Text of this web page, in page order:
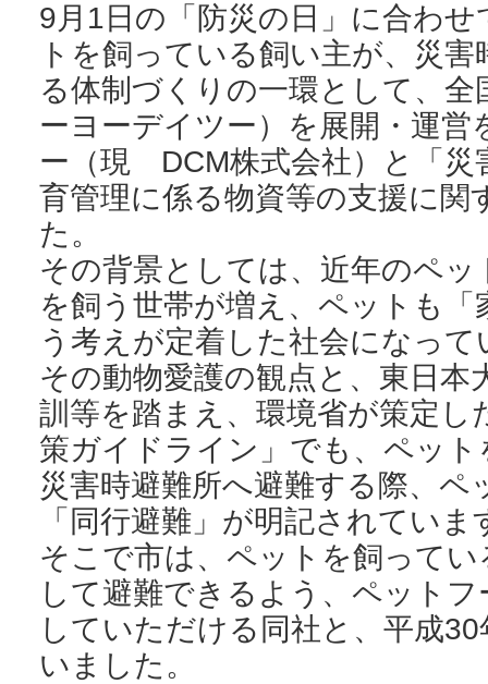
9月1日の「防災の日」に合わ
トを飼っている飼い主が、災
る体制づくりの一環として、
ーヨーデイツー）を展開・運営
ー（現 DCM株式会社）と「災
育管理に係る物資等の支援に関
た。
その背景としては、近年のペ
を飼う世帯が増え、ペットも
う考えが定着した社会になって
その動物愛護の観点と、東日本
訓等を踏まえ、環境省が策定し
策ガイドライン」でも、ペッ
災害時避難所へ避難する際、ペ
「同行避難」が明記されていま
そこで市は、ペットを飼って
して避難できるよう、ペット
していただける同社と、平成
いました。